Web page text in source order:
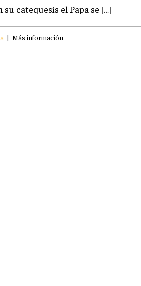
catequesis el Papa se […]
| Más información